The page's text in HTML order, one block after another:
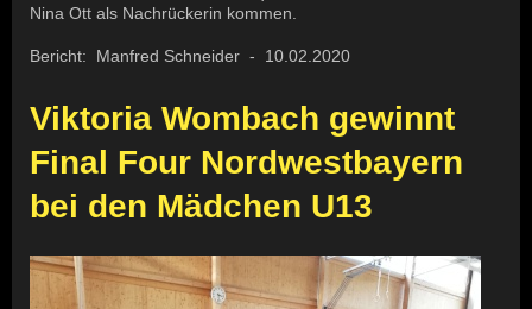
Nina Ott als Nachrückerin kommen.
Bericht: Manfred Schneider - 10.02.2020
Viktoria Wombach gewinnt
Final Four Nordwestbayern
bei den Mädchen U13